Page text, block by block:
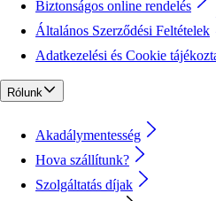
Biztonságos online rendelés
Általános Szerződési Feltételek
Adatkezelési és Cookie
Rólunk
Akadálymentesség
Hova szállítunk?
Szolgáltatás díjak